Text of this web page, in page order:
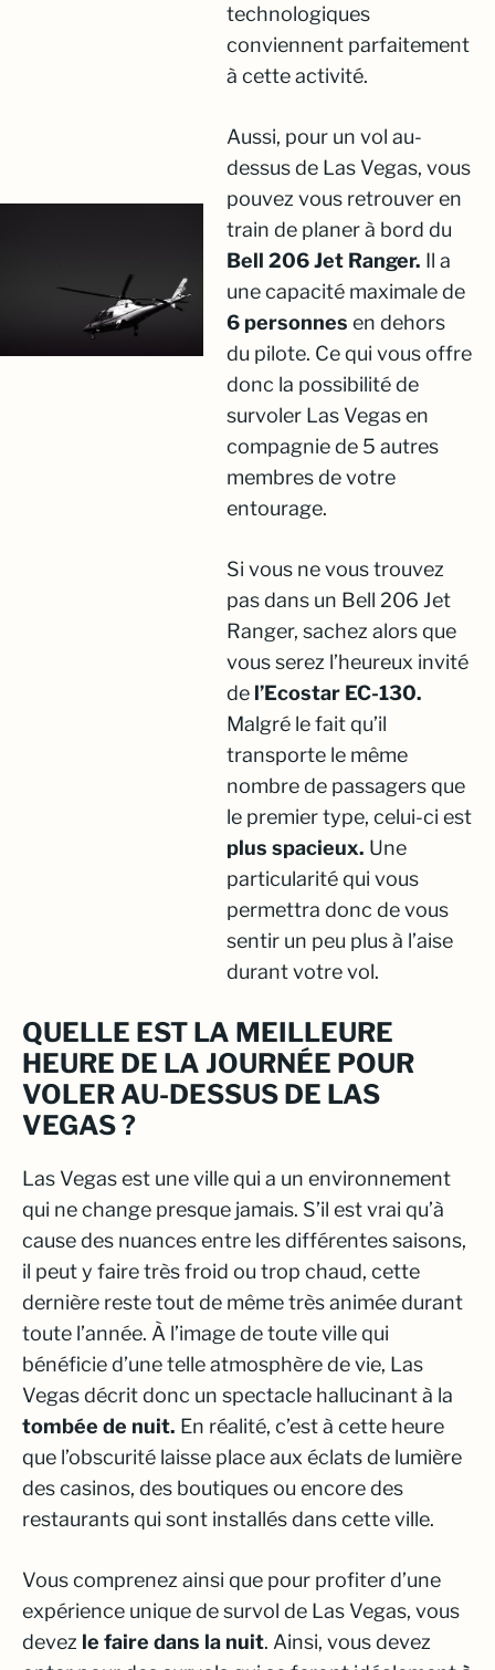
technologiques
conviennent parfaitement
à cette activité.
Aussi, pour un vol au-
dessus de Las Vegas, vous
pouvez vous retrouver en
train de planer à bord du
Bell 206 Jet Ranger. Il a
une capacité maximale de
6 personnes en dehors
du pilote. Ce qui vous offre
donc la possibilité de
survoler Las Vegas en
compagnie de 5 autres
membres de votre
entourage.
Si vous ne vous trouvez
pas dans un Bell 206 Jet
Ranger, sachez alors que
vous serez l’heureux invité
de l’Ecostar EC-130.
Malgré le fait qu’il
transporte le même
nombre de passagers que
le premier type, celui-ci est
plus spacieux. Une
particularité qui vous
permettra donc de vous
sentir un peu plus à l’aise
durant votre vol.
QUELLE EST LA MEILLEURE
HEURE DE LA JOURNÉE POUR
VOLER AU-DESSUS DE LAS
VEGAS ?
Las Vegas est une ville qui a un environnement
qui ne change presque jamais. S’il est vrai qu’à
cause des nuances entre les différentes saisons,
il peut y faire très froid ou trop chaud, cette
dernière reste tout de même très animée durant
toute l’année. À l’image de toute ville qui
bénéficie d’une telle atmosphère de vie, Las
Vegas décrit donc un spectacle hallucinant à la
tombée de nuit. En réalité, c’est à cette heure
que l’obscurité laisse place aux éclats de lumière
des casinos, des boutiques ou encore des
restaurants qui sont installés dans cette ville.
Vous comprenez ainsi que pour profiter d’une
expérience unique de survol de Las Vegas, vous
devez le faire dans la nuit. Ainsi, vous devez